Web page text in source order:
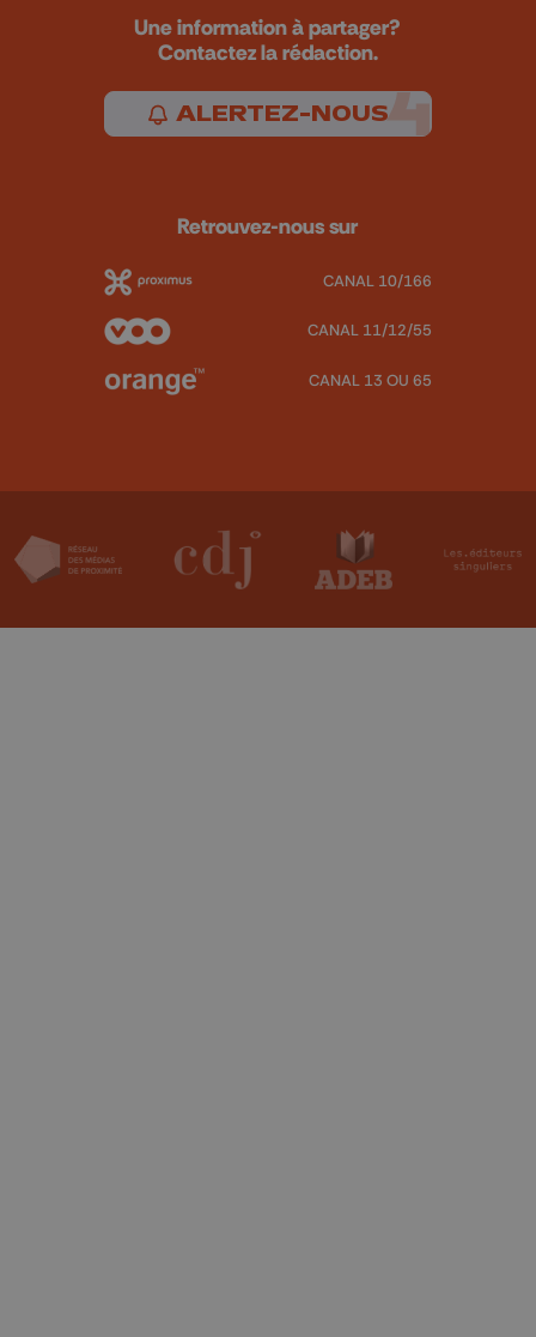
Une information à partager?
Contactez la rédaction.
ALERTEZ-NOUS
Retrouvez-nous sur
CANAL 10/166
CANAL 11/12/55
CANAL 13 OU 65